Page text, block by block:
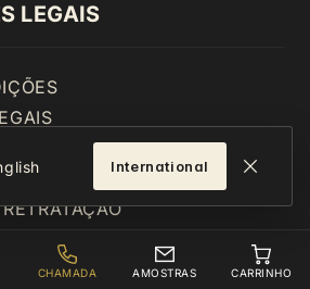
International
CHAMADA AMOSTRAS CARRINHO
LEGAIS